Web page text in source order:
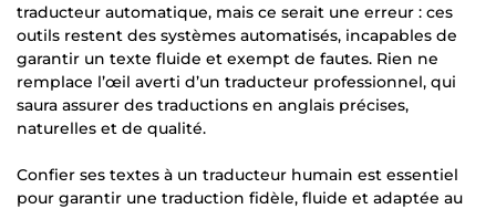
traducteur automatique, mais ce serait une erreur : ces
outils restent des systèmes automatisés, incapables de
garantir un texte fluide et exempt de fautes. Rien ne
remplace l’œil averti d’un traducteur professionnel, qui
saura assurer des traductions en anglais précises,
naturelles et de qualité.
Confier ses textes à un traducteur humain est essentiel
pour garantir une traduction fidèle, fluide et adaptée au